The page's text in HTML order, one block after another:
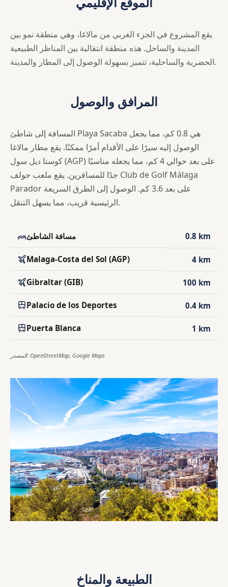
يقع المشروع في الجزء الغربي من مالاغا، وهي منطقة نمو بين
المدينة والساحل. هذه منطقة انتقالية بين المناظر الطبيعية
الحضرية والساحلية، تتميز بسهولة الوصول إلى المطار والمدينة.
المرافق والوصول
المسافة إلى شاطئ Playa Sacaba هي 0.8 كم، مما يجعل
الوصول إليه سيرًا على الأقدام أمرًا ممكنًا. يقع مطار مالاغا
كوستا ديل سول (AGP) على بعد حوالي 4 كم، مما يجعله مناسبًا
جدًا للمسافرين. يقع ملعب جولف Club de Golf Málaga
Parador على بعد 3.6 كم. الوصول إلى الطرق السريعة
الرئيسية قريب، مما يسهل التنقل.
مسافة الشاطئ 0.8 km
Malaga-Costa del Sol (AGP) 4 km
Gibraltar (GIB) 100 km
Palacio de los Deportes 0.4 km
Puerta Blanca 1 km
المصدر: OpenStreetMap, Google Maps
الطبيعة والمناخ